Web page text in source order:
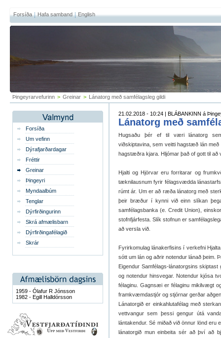
Forsíða Hafa samband English
Þingeyrarvefurinn > Greinar > Lánatorg með samfélagsleg gildi
Forsíða
Um vefinn
Dýrafjarðardagar
Fréttir
Greinar
Þingeyri
Myndaalbúm
Tenglar
Dýrfirðingurinn
Skrá afmælisbarn
Dýrfirðingafélagið
Skrár
1959 - Ólafur R Jónsson
1982 - Egill Halldórsson
21.02.2018 - 10:24 | BLÁBANKINN á
Lánatorg með
Hugsaðu þér ef til væri lánatorg
viðskiptavina, sem veitti hagstæð lán
hagstæðra kjara. Hljómar það of gott til að
Hjalti og Hjörvar eru forritarar og
tæknilausnum fyrir félagsvædda
rúmt ár. Um er að ræða lánatorg með
þeir bræður í kynni við einn slíkan
samfélagsbanka (e. Credit Union),
stofnfjárfesta. Slík stofnun er
að versla við.
Fyrirkomulag lánakerfisins í verkefni
sótt um lán og aðrir notendur lánað þeim.
Eigendur Samfélags-lánatorgsins
og notendur hinsvegar. Notendur kjósa
félaginu. Gagnsæi er félaginu mikilvægt
framkvæmdastjór og stjórnar gerðar
Lánatorgið er einkahlutafélag með
vettvangur sem þessi gengur útá
lántakendur. Sé miðað við önnur lönd eru
lánatorgið mun einbeita sér að því að